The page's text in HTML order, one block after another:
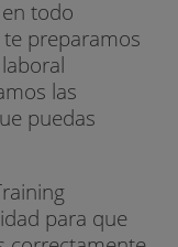
todo
preparamos
las
puedas
para que